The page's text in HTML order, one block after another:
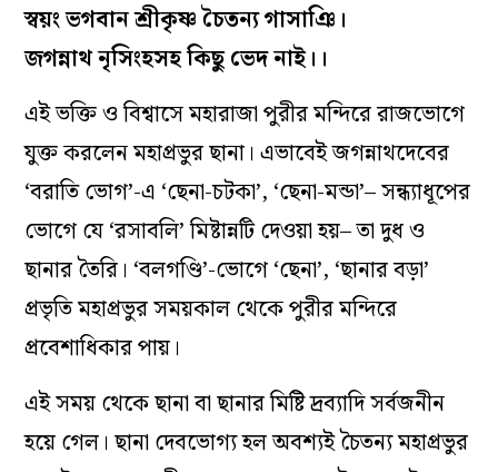
স্বয়ং ভগবান শ্রীকৃষ্ণ চৈতন‌্য গাসাঞি।
জগন্নাথ নৃসিংহসহ কিছু ভেদ নাই।।
এই ভক্তি ও বিশ্বাসে মহারাজা পুরীর মন্দিরে রাজভোগে
যুক্ত করলেন মহাপ্রভুর ছানা। এভাবেই জগন্নাথদেবের
‘বরাতি ভোগ’-এ ‘ছেনা-চটকা’, ‘ছেনা-মন্ডা’– সন্ধ‌্যাধূপের
ভোগে যে ‘রসাবলি’ মিষ্টান্নটি দেওয়া হয়– তা দুধ ও
ছানার তৈরি। ‘বলগণ্ডি’-ভোগে ‘ছেনা’, ‘ছানার বড়া’
প্রভৃতি মহাপ্রভুর সময়কাল থেকে পুরীর মন্দিরে
প্রবেশাধিকার পায়।
এই সময় থেকে ছানা বা ছানার মিষ্টি দ্রব‌্যাদি সর্বজনীন
হয়ে গেল। ছানা দেবভোগ‌্য হল অবশ‌্যই চৈতন‌্য মহাপ্রভুর